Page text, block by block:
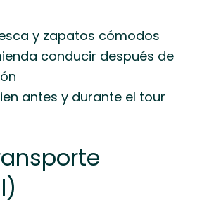
y zapatos cómodos
conducir después de
antes y durante el tour